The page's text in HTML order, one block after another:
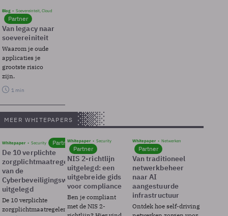
Blog Soevereinteit, Cloud
Partner
Van legacy naar
soevereiniteit
Waarom je oude
applicaties je
grootste risico
zijn.
1 min
MEER WHITEPAPERS
Whitepaper Security Partner
De 10 verplichte
zorgplichtmaatregelen
van de
Cyberbeveiligingswet
uitgelegd
De 10 verplichte
zorgplichtmaatregelen
Whitepaper Security
Partner
NIS 2-richtlijn
uitgelegd: een
uitgebreide gids
voor compliance
Ben je compliant
met de NIS 2-
Whitepaper Netwerken
Partner
Van traditioneel
netwerkbeheer
naar AI
aangestuurde
infrastructuur
Ontdek hoe self-driving